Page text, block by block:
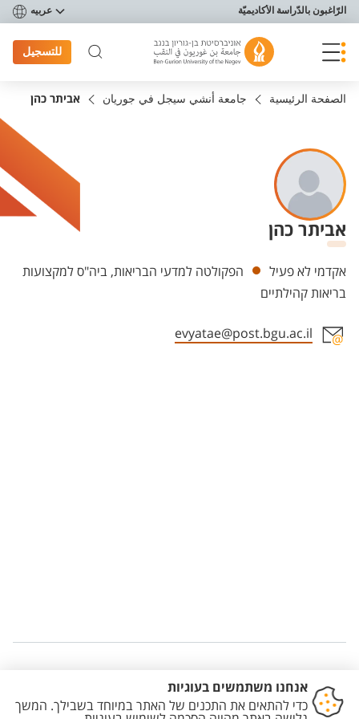
תפריט נגישות
الرّاغبون بالدّراسة الأكاديميّة عربيه
للتسجيل
الصفحة الرئيسية جامعة أنشي سيجل في جوريان אביתר כהן
אביתר כהן
Departments
אקדמי לא פעיל
הפקולטה למדעי הבריאות, ביה"ס למקצועות
בריאות קהילתיים
evyatae@post.bgu.ac.il